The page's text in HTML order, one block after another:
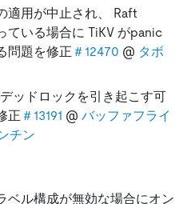
適用が中止され、 Raft
ている場合に TiKV がpanic
問題を修正 ＃12470 @ タボ
ッドロックを引き起こす可
正 ＃13191 @ バッファフライ
チン
ベル構成が無効な場合にオン